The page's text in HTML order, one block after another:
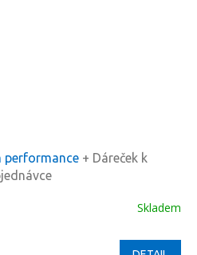
performance + Dáreček k
Skladem